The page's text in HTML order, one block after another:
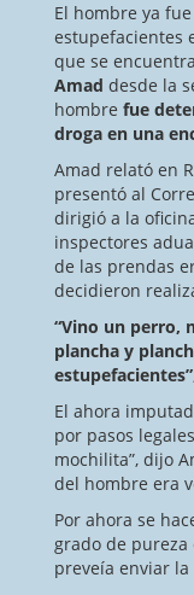
El hombre ya
estupefacientes
que se
Amad desde la
hombre fue
droga en una
Amad relató en
presentó al
dirigió a la
inspectores
de las prendas
decidieron
“Vino un perro,
plancha y
estupefacientes”
El ahora
por pasos
mochilita”, dijo
del hombre era
Por ahora se
grado de pureza
preveía enviar